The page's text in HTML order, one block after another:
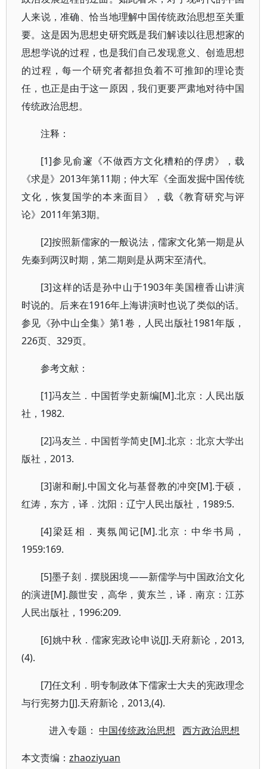
人来说，准确、恰当地理解中国传统政治思想至关重
要。这是因为思想史研究既是我们解读以往思想家的
思想学说的过程，也是我们自己发现意义、创造思想
的过程，每一个研究者都担负着不可推卸的理论责
任，也正是由于这一原因，我们更要严肃地对待中国
传统政治思想。
注释：
[1]参见俞邃《不做西方文化糟粕的俘虏》，载
《求是》2013年第11期；仲大军《全面发掘中国传统
文化，恢复国学的本来面目》，载《教育研究与评
论》2011年第3期。
[2]按照新儒家的一般说法，儒家文化第一期是从
先秦到两汉时期，第二期则是从两宋至清代。
[3]这样的话是孙中山于1903年美国檀香山讲演
时说的。后来在1916年上海讲演时也说了类似的话。
参见《孙中山全集》第1卷，人民出版社1981年版，
226页、329页。
参考文献：
[1]冯友兰．中国哲学史新编[M].北京：人民出版
社，1982.
[2]冯友兰．中国哲学简史[M].北京：北京大学出
版社，2013.
[3]谢和耐J.中国文化与基督教的冲突[M].于硕，
红涛，东方，译．沈阳：辽宁人民出版社，1989:5.
[4]梁廷相．夷氛闻记[M].北京：中华书局，
1959:169.
[5]墨子刻．摆脱困境——新儒学与中国政治文化
的演进[M].颜世安，高华，黄东兰，译．南京：江苏
人民出版社，1996:209.
[6]姚中秋．儒家宪政论申说[J].天府新论，2013,
(4).
[7]任文利．明专制政体下儒家士大夫的宪政理念
与行宪努力[J].天府新论，2013,(4).
进入专题：中国传统政治思想 西方政治思想
本文责编： zhaoziyuan